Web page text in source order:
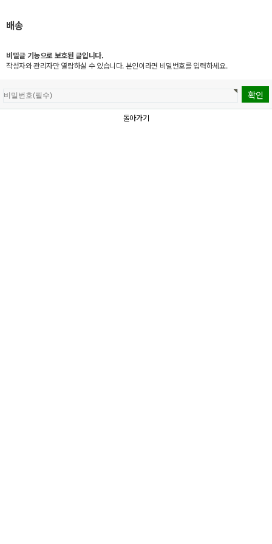
배송
비밀글 기능으로 보호된 글입니다.
작성자와 관리자만 열람하실 수 있습니다. 본인이라면 비밀번호를 입력하세요.
돌아가기